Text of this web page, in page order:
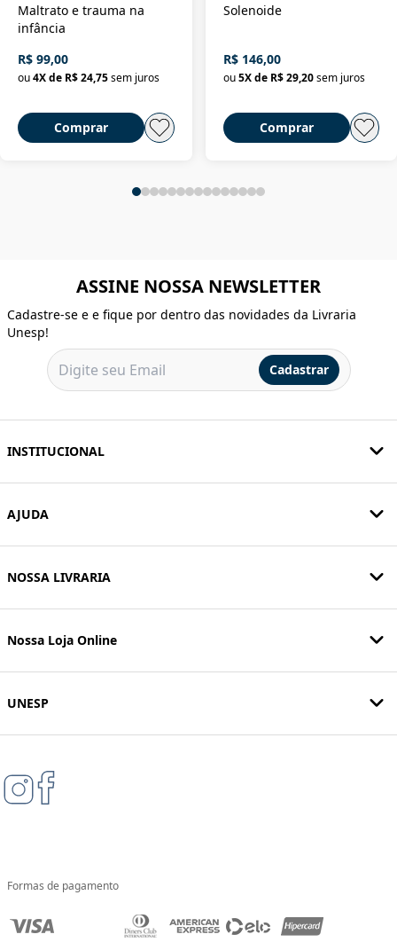
Maltrato e trauma na
infância
R$ 99,00
ou4X de R$ 24,75sem juros
Comprar
Solenoide
R$ 146,00
ou 5X de R$ 29,20 sem juros
Comprar
ASSINE NOSSA NEWSLETTER
Cadastre-se e e fique por dentro das novidades da Livraria
Unesp!
Cadastrar
INSTITUCIONAL
AJUDA
NOSSA LIVRARIA
Nossa Loja Online
UNESP
Formas de pagamento